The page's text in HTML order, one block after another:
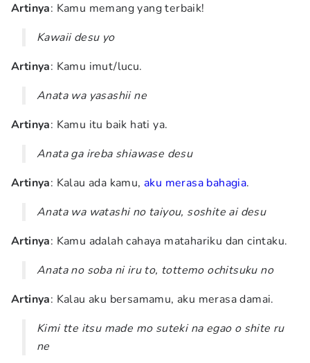
Artinya: Kamu memang yang terbaik!
Kawaii desu yo
Artinya: Kamu imut/lucu.
Anata wa yasashii ne
Artinya: Kamu itu baik hati ya.
Anata ga ireba shiawase desu
Artinya: Kalau ada kamu,aku merasa bahagia.
Anata wa watashi no taiyou, soshite ai desu
Artinya: Kamu adalah cahaya matahariku dan cintaku.
Anata no soba ni iru to, tottemo ochitsuku no
Artinya: Kalau aku bersamamu, aku merasa damai.
Kimi tte itsu made mo suteki na egao o shite ru
ne